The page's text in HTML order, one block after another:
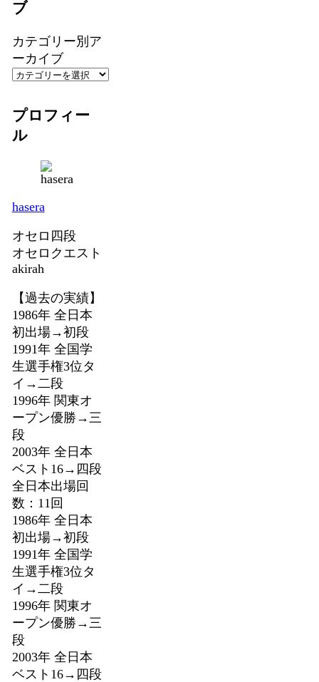
ブ
カテゴリー別ア
ーカイブ
プロフィー
ル
hasera
オセロ四段
オセロクエスト
akirah
【過去の実績】
1986年 全日本
初出場→初段
1991年 全国学
生選手権3位タ
イ→二段
1996年 関東オ
ープン優勝→三
段
2003年 全日本
ベスト16→四段
全日本出場回
数：11回
1986年 全日本
初出場→初段
1991年 全国学
生選手権3位タ
イ→二段
1996年 関東オ
ープン優勝→三
段
2003年 全日本
ベスト16→四段